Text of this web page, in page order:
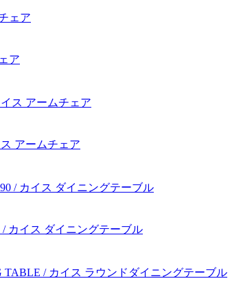
ジオ
ア
アームチェア
カイス ダイニングテーブル